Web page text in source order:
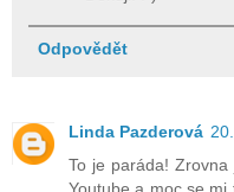
Odpovědět
Linda Pazderová
To je paráda!
Youtube a moc se